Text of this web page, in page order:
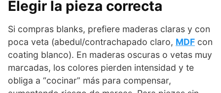
Elegir la pieza correcta
Si compras blanks, prefiere maderas claras y con
poca veta (abedul/contrachapado claro, MDF con
coating blanco). En maderas oscuras o vetas muy
marcadas, los colores pierden intensidad y te
obliga a “cocinar” más para compensar,